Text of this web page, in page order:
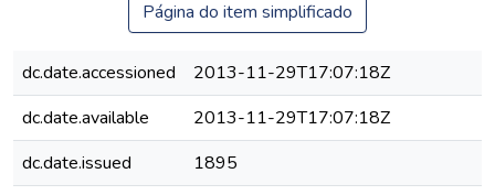
Página do item simplificado
dc.date.accessioned
2013-11-29T17:07:18Z
dc.date.available
2013-11-29T17:07:18Z
dc.date.issued
1895